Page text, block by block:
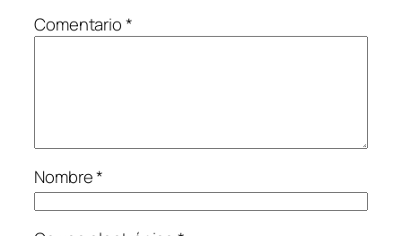
Comentario*
Nombre*